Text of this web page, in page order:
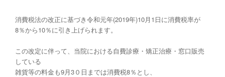
消費税法の改正に基づき令和元年(2019年)10月1日に消費税率が
8％から10％に引き上げられます。
この改定に伴って、当院における自費診療・矯正治療・窓口販売
している
雑貨等の料金も9月3０日までは消費税8％とし、